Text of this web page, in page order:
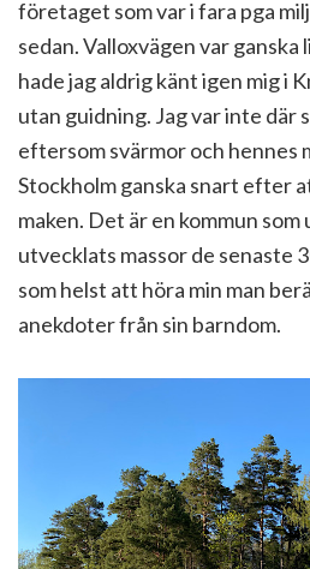
företaget som var i fara pga
sedan. Valloxvägen var ganska
hade jag aldrig känt igen mig i
utan guidning. Jag var inte där
eftersom svärmor och hennes
Stockholm ganska snart efter
maken. Det är en kommun
utvecklats massor de senaste
som helst att höra min man
anekdoter från sin barndom.